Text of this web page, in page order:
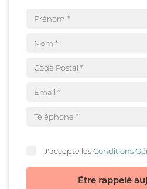
J'accepte lesConditions
Être rappelé